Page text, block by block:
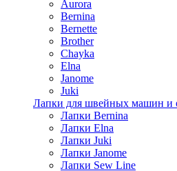
Aurora
Bernina
Bernette
Brother
Chayka
Elna
Janome
Juki
Лапки для швейных машин и
Лапки Bernina
Лапки Elna
Лапки Juki
Лапки Janome
Лапки Sew Line